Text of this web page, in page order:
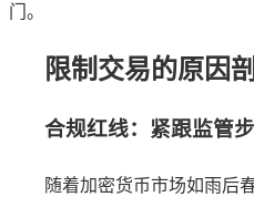
门。
限制交易的原因
合规红线：紧跟监管
随着加密货币市场如雨后